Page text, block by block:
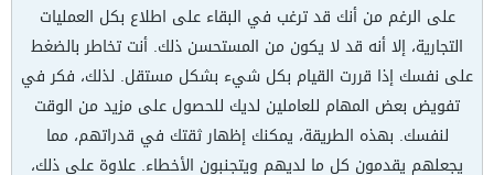
على الرغم من أنك قد ترغب في البقاء على اطلاع بكل العمليات
التجارية، إلا أنه قد لا يكون من المستحسن ذلك. أنت تخاطر بالضغط
على نفسك إذا قررت القيام بكل شيء بشكل مستقل. لذلك، فكر في
تفويض بعض المهام للعاملين لديك للحصول على مزيد من الوقت
لنفسك. بهذه الطريقة، يمكنك إظهار ثقتك في قدراتهم، مما
يجعلهم يقدمون كل ما لديهم ويتجنبون الأخطاء. علاوة على ذلك،